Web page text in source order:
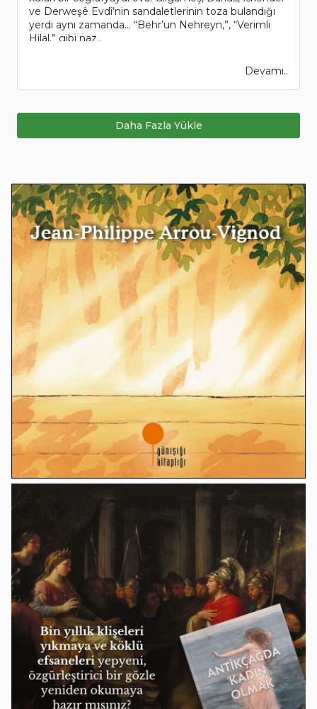
ve Derweşê Evdî’nin sandaletlerinin toza bulandığı
yerdi aynı zamanda… “Behr’un Nehreyn,”, “Verimli
Hilal,” gibi naz..
Devamı..
Daha Fazla Yükle